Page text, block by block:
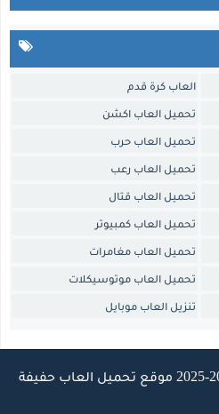
العاب كرة قدم
تحميل العاب اكشن
تحميل العاب حرب
تحميل العاب رعب
تحميل العاب قتال
تحميل العاب كمبيوتر
تحميل العاب مغامرات
تحميل العاب موتوسيكلات
تنزيل العاب موبايل
تحميل العاب حفيفة